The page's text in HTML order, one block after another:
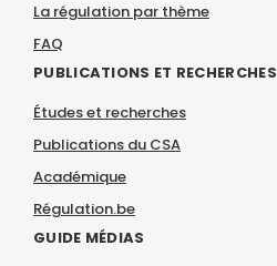
La régulation par thème
FAQ
PUBLICATIONS ET RECHERCHES
Études et recherches
Publications du CSA
Académique
Régulation.be
GUIDE MÉDIAS